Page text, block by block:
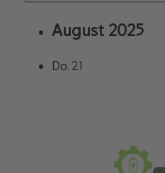
August 2025
Do. 21